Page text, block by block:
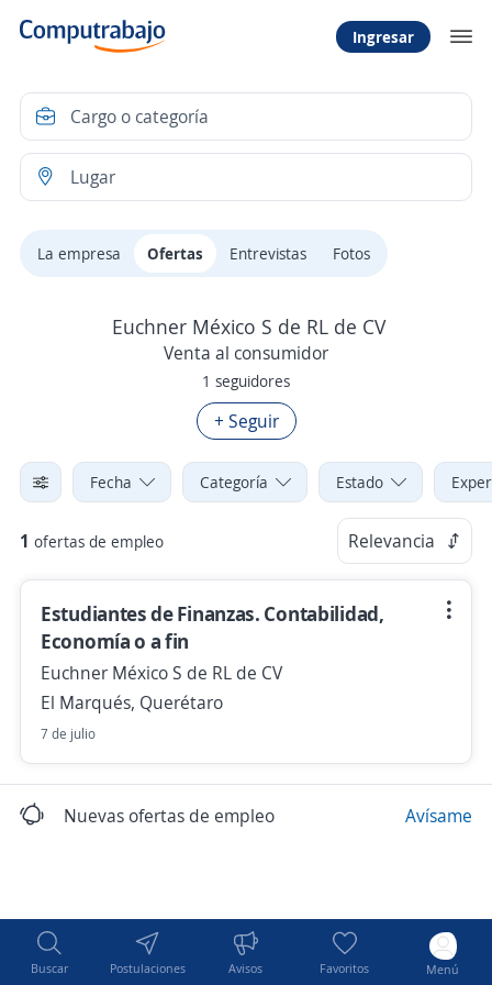
Ingresar
Buscar Postulaciones Avisos Favoritos Menú
La empresa Ofertas Entrevistas Fotos
Euchner México S de RL de CV
Venta al consumidor
1 seguidores
+ Seguir
Fecha Categoría Estado
1 ofertas de empleo Relevancia
Estudiantes de Finanzas. Contabilidad,
Economía o a fin
Euchner México S de RL de CV
El Marqués, Querétaro
7 de julio
Nuevas ofertas de empleo Avísame